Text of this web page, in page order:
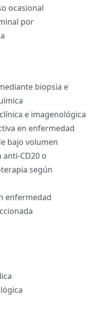
ocasional
por
biopsia e
e imagenológica
en enfermedad
bajo volumen
CD20 o
según
enfermedad